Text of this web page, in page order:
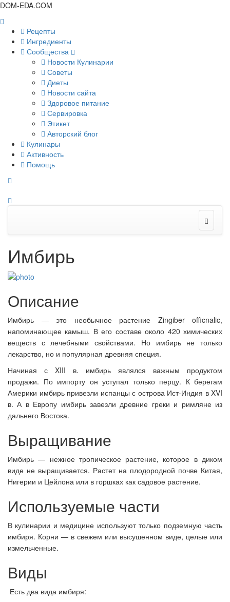
DOM-EDA.COM
Рецепты
Ингредиенты
Сообщества
Новости Кулинарии
Советы
Диеты
Новости сайта
Здоровое питание
Сервировка
Этикет
Авторский блог
Кулинары
Активность
Помощь
Имбирь
Описание
Имбирь — это необычное растение Zingiber officnalic,
напоминающее камыш. В его составе около 420 химических
веществ с лечебными свойствами. Но имбирь не только
лекарство, но и популярная древняя специя.
Начиная с XIII в. имбирь являлся важным продуктом
продажи. По импорту он уступал только перцу. К берегам
Америки имбирь привезли испанцы с острова Ист-Индия в XVI
в. А вЕвропу имбирь завезли древние греки и римляне из
дальнего Востока.
Выращивание
Имбирь — нежное тропическое растение, которое в диком
виде не выращивается. Растет на плодородной почве Китая,
Нигерии и Цейлона или в горшках как садовое растение.
Используемые части
В кулинарии и медицине используют только подземную часть
имбиря. Корни — в свежем или высушенном виде, целые или
измельченные.
Виды
Есть два вида имбиря: